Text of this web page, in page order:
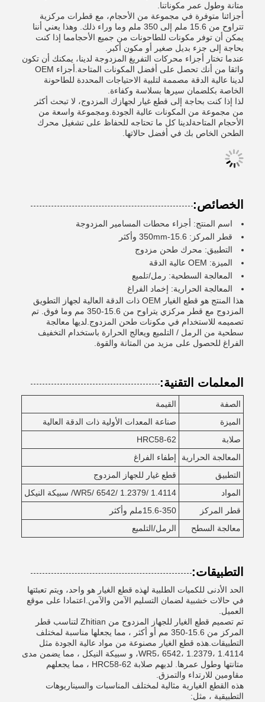
متانة وطول عمر مكوناتنا.
أجزائنا متوفرة في مجموعة من الأحجام، مع قطرات مركزية
تتراوح من 15.6 ملم إلى 350 ملم وما وراء ذلك. وهذا يعني أننا
يمكن أن توفر مكونات للطاحونات من جميع الأحجامما إذا كنت
بحاجة إلى جزء بديل صغير أو مكون أكبر.
عندما تختار أجزاء محركات التفريغ المزدوجة لدينا، يمكنك أن تكون
واثقا من أنك تحصل على أفضل المكونات المتاحة.أجزاء OEM
لدينا عالية الدقة مصممة لتلبية الاحتياجات المحددة للطاحونة
الخاصة بكلضمان سيرها بسلاسة وكفاءة.
لذا إذا كنت بحاجة إلى قطع غيار لجهازك المزدوج، لا تبحث أكثر
من مجموعة من المكونات عالية الجودة.ومجموعة واسعة من
الأحجام المتاحةلدينا كل ما تحتاجه للحفاظ على تشغيل محرك
الطحن الخاص بك في أفضل حالاتها.
الخصائص:
اسم المنتج: أجزاء محطات المسامير المزدوجة
قطر المركز: 15.6-350mm وأكثر
التطبيق: محرك طحن مزدوج
الميزة: OEM عالية الدقة
المعالجة السطحية: رمل/تلميع
المعالجة الحرارية: إخماد الفراغ
هذا المنتج هو قطع الغيار OEM ذات الدقة العالية لجهاز التطويق
المزدوج مع قطر مركزي يتراوح من 15.6-350 مم وما فوق. تم
تصميمه للاستخدام في مكونات طحن المزدوج.لديها معالجة
سطحية من الرمل / التلميع ويعالج الحرارة باستخدام التخفيف
الفراغ للحصول على مزيد من المتانة والقوة.
المعلمات التقنية:
الصفة
القيمة
الميزة
صناعة المعدات الأولية ذات الدقة العالية
صلابة
HRC58-62
المعالجة الحرارية
إطفاء الفراغ
التطبيق
قطع غيار للجهاز المزدوج
المواد
WR5/ 6542/ 1.2379/ 1.4114/ سبيكة النيكل
قطر المركز
15.6-350ملم وأكثر
معالجة السطح
الرمل/التلميع
التطبيقات:
الحد الأدنى للكميات الطلبية لهذه قطع الغيار هو واحد، ويتم تعبئتها
في حالات خشبية لضمان التسليم الآمن والآمن.اعتمادا على موقع
العميل.
تم تصميم قطع الغيار للجهاز المزدوج من Zhitian لتناسب قطر
المركز من 15.6-350 مم أو أكثر ، مما يجعلها مناسبة لمختلف
التطبيقات.هذه قطع الغيار مصنوعة من مواد عالية الجودة مثل
WR5، 6542، 1.2379، 1.4114، و سبيكة النيكل ، مما يضمن مدى
متانتها وطول عمرها. لديهم صلابة HRC58-62 ، مما يجعلهم
مقاومين للارتداء والتمزق.
هذه القطع الغيارية مثالية لمختلف المناسبات والسيناريوهات
التطبيقية ، مثل: